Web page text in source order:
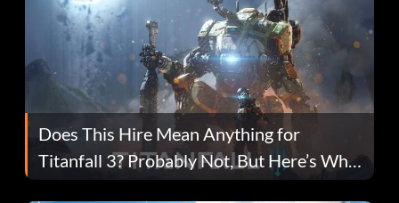
Does This Hire Mean Anything for
Titanfall 3? Probably Not, But Here’s Why
Fans Are Hopeful